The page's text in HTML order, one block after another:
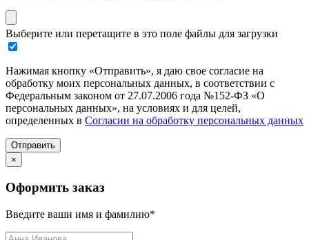
Выберите или перетащите в это поле файлы для загрузки
Нажимая кнопку «Отправить», я даю свое согласие на
обработку моих персональных данных, в соответствии с
Федеральным законом от 27.07.2006 года №152-ФЗ «О
персональных данных», на условиях и для целей,
определенных в Согласии на обработку персональных данных
Отправить
×
Оформить заказ
Введите ваши имя и фамилию*